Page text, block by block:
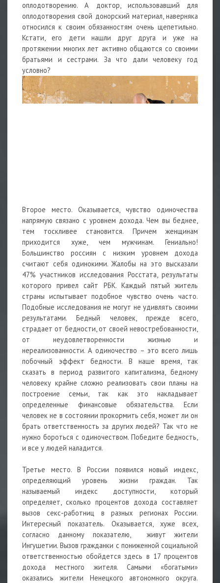
оплодотворению. А доктор, использовавший для
оплодотворения свой донорский материал, наверняка
относился к своим обязанностям очень щепетильно.
Кстати, его дети нашли друг друга и уже на
протяжении многих лет активно общаются со своими
братьями и сестрами. За что дали человеку год
условно?
Второе место. Оказывается, чувство одиночества
напрямую связано с уровнем дохода. Чем вы беднее,
тем тоскливее становится. Причем женщинам
приходится хуже, чем мужчинам. Гениально!
Большинство россиян с низким уровнем дохода
считают себя одинокими. Жалобы на это высказали
47% участников исследования Росстата, результаты
которого привел сайт РБК. Каждый пятый житель
страны испытывает подобное чувство очень часто.
Подобные исследования не могут не удивлять своими
результатами. Бедный человек, прежде всего,
страдает от бедности, от своей невостребованности,
от неудовлетворенности жизнью и
нереализованности. А одиночество – это всего лишь
побочный эффект бедности. В наше время, так
сказать в период развитого капитализма, бедному
человеку крайне сложно реализовать свои планы на
построение семьи, так как это накладывает
определенные финансовые обязательства. Если
человек не в состоянии прокормить себя, может ли он
брать ответственность за других людей? Так что не
нужно бороться с одиночеством. Победите бедность,
и все у людей наладится.
Третье место. В России появился новый индекс,
определяющий уровень жизни граждан. Так
называемый индекс доступности, который
определяет, сколько процентов дохода составляет
вызов секс-работниц в разных регионах России.
Интересный показатель. Оказывается, хуже всех,
согласно данному показателю, живут жители
Ингушетии. Вызов гражданки с пониженной социальной
ответственностью обойдется здесь в 17 процентов
дохода местного жителя. Самыми «богатыми»
оказались жители Ненецкого автономного округа.